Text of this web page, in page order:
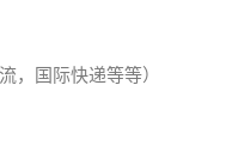
，国际快递等等）